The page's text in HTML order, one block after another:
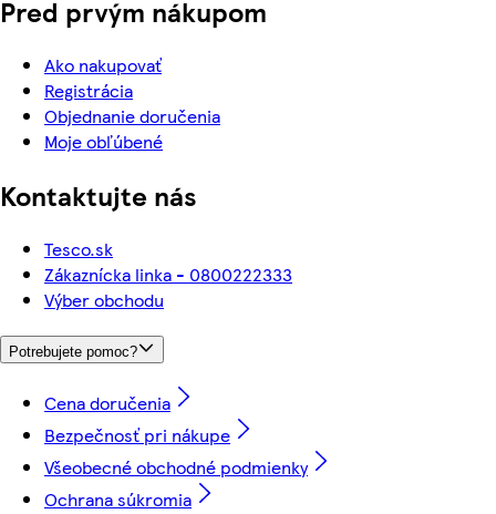
Pred prvým nákupom
Ako nakupovať
Registrácia
Objednanie doručenia
Moje obľúbené
Kontaktujte nás
Tesco.sk
Zákaznícka linka - 0800222333
Výber obchodu
Potrebujete pomoc?
Cena doručenia
Bezpečnosť pri nákupe
Všeobecné obchodné podmienky
Ochrana súkromia